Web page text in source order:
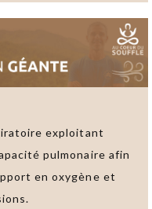
exploitant
pulmonaire afin
en oxygène et